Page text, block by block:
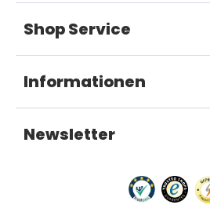
Shop Service
Informationen
Newsletter